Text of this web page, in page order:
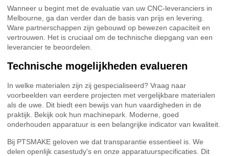
Wanneer u begint met de evaluatie van uw CNC-leveranciers in
Melbourne, ga dan verder dan de basis van prijs en levering.
Ware partnerschappen zijn gebouwd op bewezen capaciteit en
vertrouwen. Het is cruciaal om de technische diepgang van een
leverancier te beoordelen.
Technische mogelijkheden evalueren
In welke materialen zijn zij gespecialiseerd? Vraag naar
voorbeelden van eerdere projecten met vergelijkbare materialen
als de uwe. Dit biedt een bewijs van hun vaardigheden in de
praktijk. Bekijk ook hun machinepark. Moderne, goed
onderhouden apparatuur is een belangrijke indicator van kwaliteit.
Bij PTSMAKE geloven we dat transparantie essentieel is. We
delen openlijk casestudy's en onze apparatuurspecificaties. Dit